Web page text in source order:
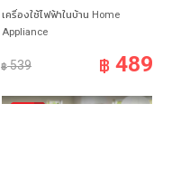
เครื่องใช้ไฟฟ้าในบ้าน Home
Appliance
฿539 ฿ 489